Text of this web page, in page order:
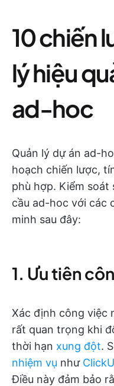
10 chiến
lý hiệu
ad-hoc
Quản lý dự án ad-
hoạch chiến lược,
phù hợp. Kiểm soát
cầu ad-hoc với các
minh sau đây:
1. Ưu tiên
Xác định công việc
rất quan trọng khi
thời hạn xung đột.
nhiệm vụ như
Điều này đảm bảo